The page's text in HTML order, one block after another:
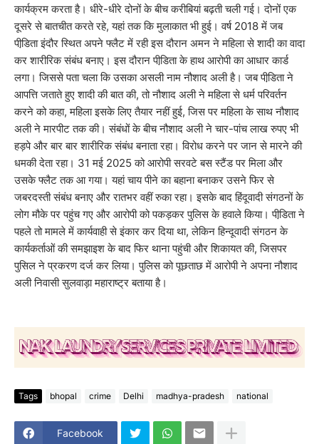
कार्यक्रम करता है। धीरे-धीरे दोनों के बीच करीबियां बढ़ती चली गई। दोनों एक
दूसरे से बातचीत करते रहे, यहां तक कि मुलाकात भी हुई। वर्ष 2018 में जब
पीडि़ता इंदौर स्थित अपने फ्लैट में रही इस दौरान अमन ने महिला से शादी का वादा
कर शारीरिक संबंध बनाए। इस दौरान पीडि़ता के हाथ आरोपी का आधार कार्ड
लगा। जिससे पता चला कि उसका असली नाम नौशाद अली है। जब पीडि़ता ने
आपत्ति जताते हुए शादी की बात की, तो नौशाद अली ने महिला से धर्म परिवर्तन
करने को कहा, महिला इसके लिए तैयार नहीं हुई, जिस पर महिला के साथ नौशाद
अली ने मारपीट तक की। संबंधों के बीच नौशाद अली ने चार-पांच लाख रुपए भी
हड़पे और बार बार शारीरिक संबंध बनाता रहा। विरोध करने पर जान से मारने की
धमकी देता रहा। 31 मई 2025 को आरोपी सरवटे बस स्टैंड पर मिला और
उसके फ्लैट तक आ गया। यहां चाय पीने का बहाना बनाकर उसने फिर से
जबरदस्ती संबंध बनाए और रातभर वहीं रुका रहा। इसके बाद हिंदूवादी संगठनों के
लोग मौके पर पहुंच गए और आरोपी को पकड़कर पुलिस के हवाले किया। पीडि़ता ने
पहले तो मामले में कार्यवाही से इंकार कर दिया था, लेकिन हिन्दूवादी संगठन के
कार्यकर्ताओं की समझाइश के बाद फिर थाना पहुंची और शिकायत की, जिसपर
पुसिल ने प्रकरण दर्ज कर लिया। पुलिस को पूछताछ में आरोपी ने अपना नौशाद
अली निवासी सुलवाड़ा महाराष्ट्र बताया है।
Tags bhopal crime Delhi madhya-pradesh national
Facebook